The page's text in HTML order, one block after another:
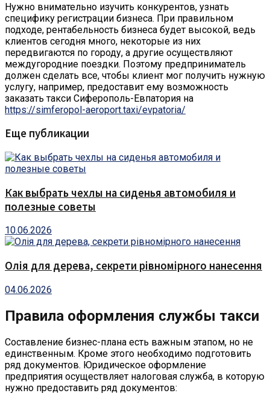
Нужно внимательно изучить конкурентов, узнать
специфику регистрации бизнеса. При правильном
подходе, рентабельность бизнеса будет высокой, ведь
клиентов сегодня много, некоторые из них
передвигаются по городу, а другие осуществляют
междугородние поездки. Поэтому предприниматель
должен сделать все, чтобы клиент мог получить нужную
услугу, например, предоставит ему возможность
заказать такси Сиферополь-Евпатория на
https://simferopol-aeroport.taxi/evpatoria/
Еще публикации
Как выбрать чехлы на сиденья автомобиля и
полезные советы
10.06.2026
Олія для дерева, секрети рівномірного нанесення
04.06.2026
Правила оформления службы такси
Составление бизнес-плана есть важным этапом, но не
единственным. Кроме этого необходимо подготовить
ряд документов. Юридическое оформление
предприятия осуществляет налоговая служба, в которую
нужно предоставить ряд документов: